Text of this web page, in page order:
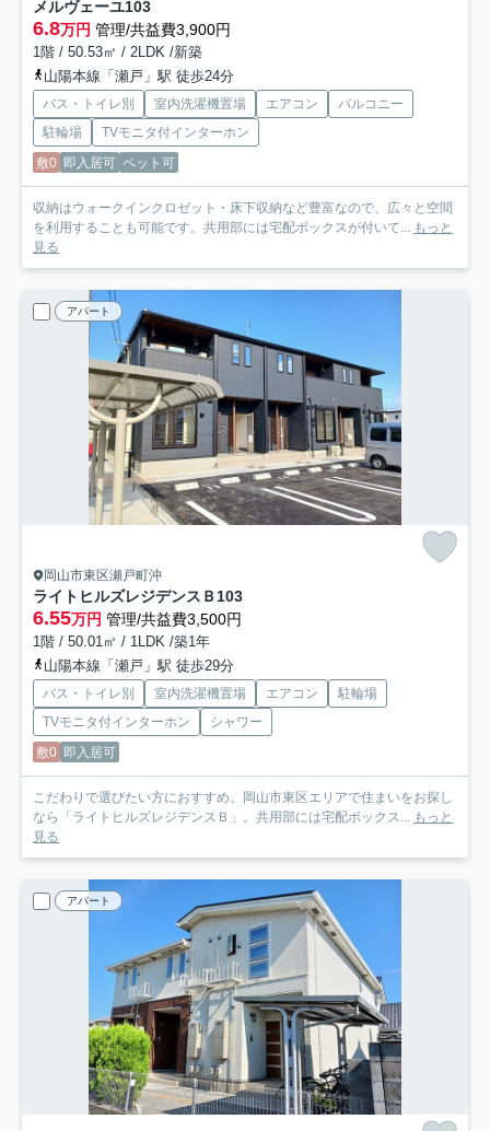
メルヴェーユ103
6.8万円 管理/共益費3,900円
1階 / 50.53㎡ / 2LDK /新築
山陽本線「瀬戸」駅 徒歩24分
バス・トイレ別 室内洗濯機置場 エアコン
バルコニー
駐輪場
TVモニタ付インターホン
敷0 即入居可 ペット可
収納はウォークインクロゼット・床下収納など豊富なので、広々と空間
を利用することも可能です。共用部には宅配ボックスが付いて... もっと
見る
アパート
岡山市東区瀬戸町沖
ライトヒルズレジデンスＢ103
6.55万円 管理/共益費3,500円
1階 / 50.01㎡ / 1LDK /築1年
山陽本線「瀬戸」駅 徒歩29分
バス・トイレ別 室内洗濯機置場 エアコン
駐輪場
TVモニタ付インターホン
シャワー
敷0 即入居可
こだわりで選びたい方におすすめ。岡山市東区エリアで住まいをお探し
なら「ライトヒルズレジデンスＢ」。共用部には宅配ボックス... もっと
見る
アパート